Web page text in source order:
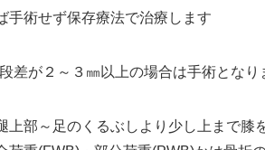
手術せず保存療法で治療します
差が２～３㎜以上の場合は手術となり
部～足のくるぶしより少し上まで膝